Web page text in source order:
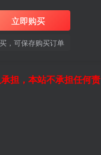
立即购买
，可保存购买订单
担，本站不承担任何责